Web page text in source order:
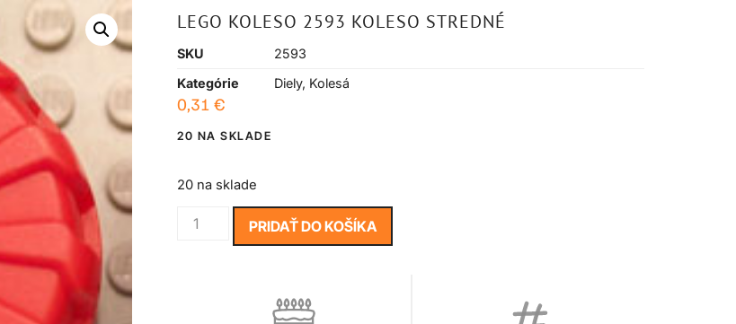
LEGO KOLESO 2593 KOLESO STREDNÉ
SKU
2593
Kategórie
Diely, Kolesá
0,31 €
20 NA SKLADE
20 na sklade
PRIDAŤ DO KOŠÍKA